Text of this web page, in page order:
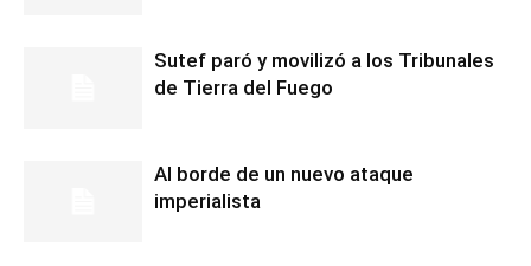
Sutef paró y movilizó a los Tribunales
de Tierra del Fuego
Al borde de un nuevo ataque
imperialista